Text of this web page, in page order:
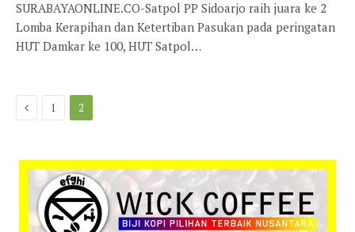
SURABAYAONLINE.CO-Satpol PP Sidoarjo raih juara ke 2
Lomba Kerapihan dan Ketertiban Pasukan pada peringatan
HUT Damkar ke 100, HUT Satpol…
Previous
1 2